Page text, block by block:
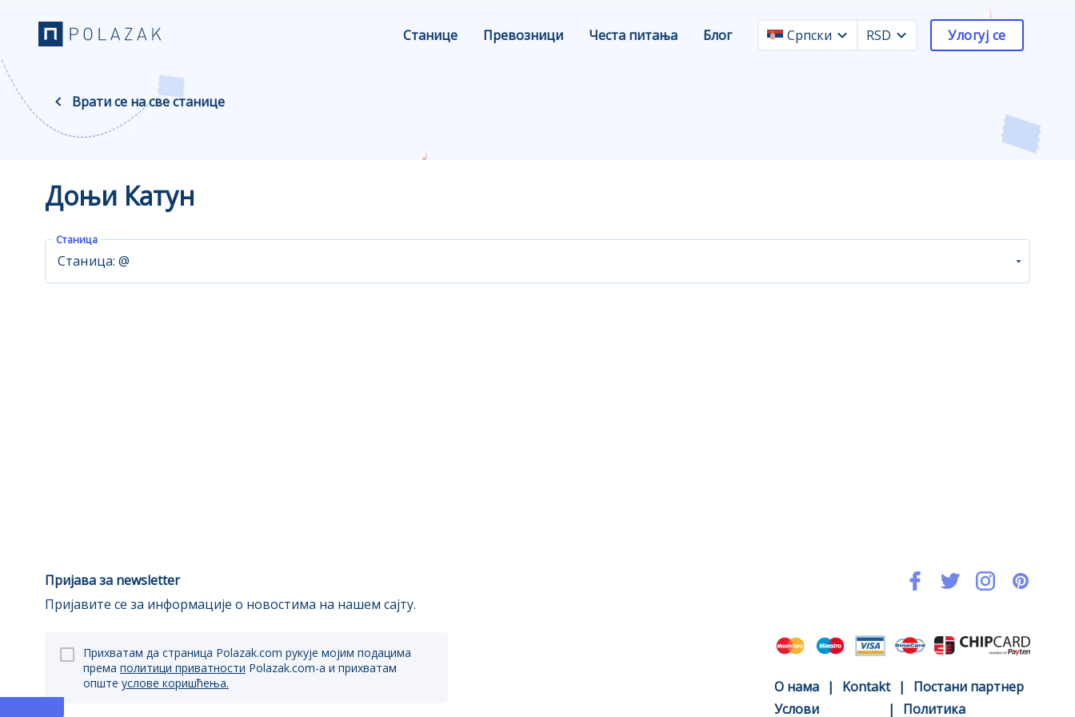
Станице Превозници Честа питања Блог Српски RSD Улогуј се
Врати се на све станице
Доњи Катун
Станица
Станица: @
Пријава за newsletter
Пријавите се за информације о новостима на нашем сајту.
Прихватам да страница Polazak.com рукује мојим подацима
према политици приватности Polazak.com-a и прихватам
опште услове коришћења. O нама | Kontakt |
Постани партнер
Услови
| Политика